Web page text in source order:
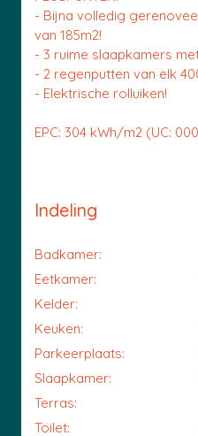
- Bijna volledig
van 185m2!
- 3 ruime slaapkamers
- 2 regenputten van elk
- Elektrische rolluiken!
EPC: 304 kWh/m2 (UC:
Indeling
Badkamer:
Eetkamer:
Kelder:
Keuken:
Parkeerplaats:
Slaapkamer:
Terras:
Toilet: